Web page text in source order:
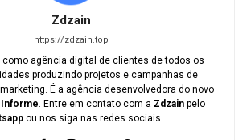
Zdzain
https://zdzain.top
agência digital de clientes de todos os
produzindo projetos e campanhas de
É a agência desenvolvedora do novo
. Entre em contato com a Zdzain pelo
ou nos siga nas redes sociais.